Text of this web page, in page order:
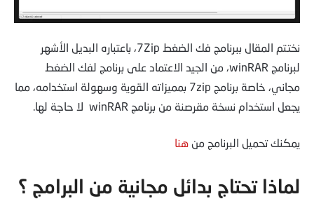
نختتم المقال ببرنامج فك الضغط 7Zip، باعتباره البديل الأشهر
لبرنامج winRAR، من الجيد الاعتماد على برنامج لفك الضغط
مجاني، خاصة برنامج 7zip بمميزاته القوية وسهولة استخدامه، مما
يجعل استخدام نسخة مقرصنة من برنامج winRAR لا حاجة لها.
يمكنك تحميل البرنامج من هنا
لماذا تحتاج بدائل مجانية من البرامج ؟